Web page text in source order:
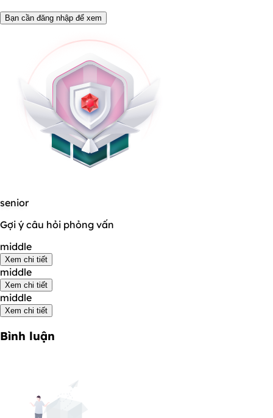
Bạn cần đăng nhập để xem
senior
Gợi ý câu hỏi phỏng vấn
middle
Xem chi tiết
middle
Xem chi tiết
middle
Xem chi tiết
Bình luận